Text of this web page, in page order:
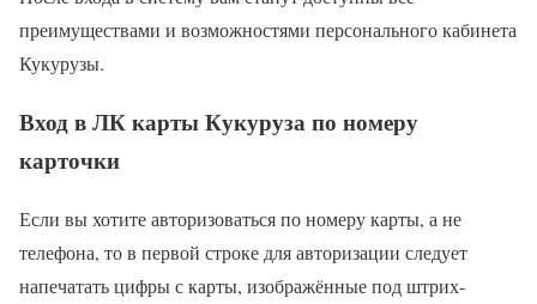
преимуществами и возможностями персонального кабинета
Кукурузы.
Вход в ЛК карты Кукуруза по номеру
карточки
Если вы хотите авторизоваться по номеру карты, а не
телефона, то в первой строке для авторизации следует
напечатать цифры с карты, изображённые под штрих-